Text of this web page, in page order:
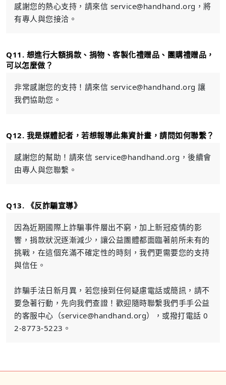
感謝您的熱心支持，請來信 service@handhand.org ，將
有專人與您接洽。
Q11. 想進行大額捐款、捐物、客製化禮贈品、團購禮贈品，
可以怎麼做？
非常感謝您的支持！請來信 service@handhand.org 讓
我們協助您。
Q12. 我是媒體記者，若想報導此集資計畫，請問如何聯繫？
感謝您的幫助！請來信 service@handhand.org ，後續會
由專人與您聯繫。
Q13. 《反詐騙宣導》
因為近期國際上詐騙事件層出不窮，加上新冠疫情的影
響，捐款狀況逐漸減少，讓公益團體都面臨著前所未有的
挑戰，在這個充滿不確定性的時刻，我們更需要您的支持
與信任。
詐騙手法日新月異，若您接到任何疑慮電話或簡訊，請不
要急著行動，先向我們查證！歡迎隨時聯繫我們手手公益
的客服中心（service@handhand.org），或撥打電話 0
2-8773-5223。